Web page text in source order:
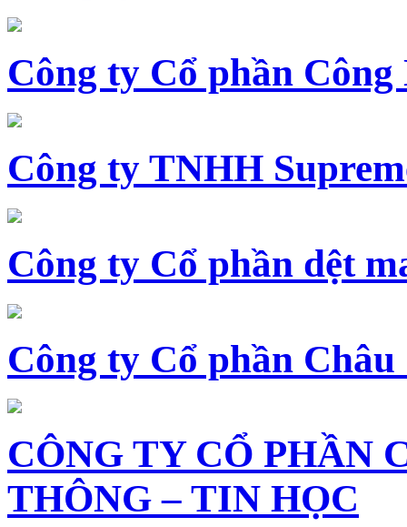
Công ty Cổ phần Công
Công ty TNHH
Công ty Cổ phần dệt
Công ty Cổ phần Châu
CÔNG TY CỔ PHẦN
THÔNG – TIN HỌC